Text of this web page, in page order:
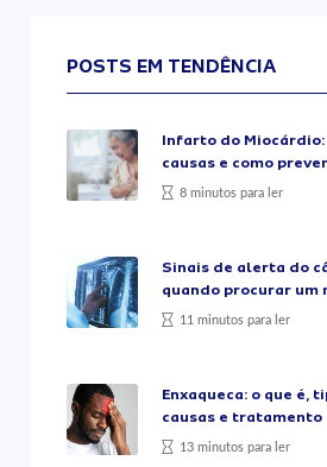
POSTS EM TENDÊNCIA
Infarto do Miocárdio:
causas e como
8 minutos para ler
Sinais de alerta do
quando procurar um
11 minutos para ler
Enxaqueca: o que é,
causas e tratamento
13 minutos para ler